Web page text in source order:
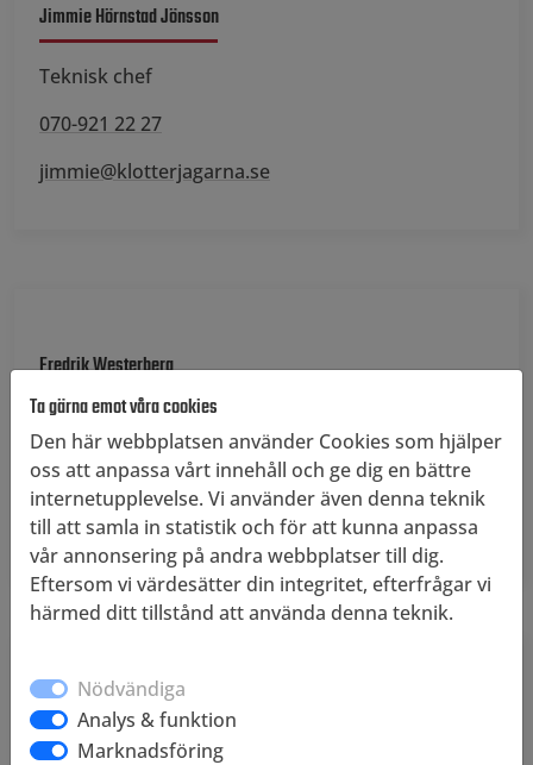
Jimmie Hörnstad Jönsson
Teknisk chef
070-921 22 27
jimmie@klotterjagarna.se
Fredrik Westerberg
Planeringsansvarig
070-921 22 16
fredrik@klotterjagarna.se
Marcus Sköld
Ta gärna emot våra cookies
Den här webbplatsen använder Cookies som hjälper
oss att anpassa vårt innehåll och ge dig en bättre
internetupplevelse. Vi använder även denna teknik
till att samla in statistik och för att kunna anpassa
vår annonsering på andra webbplatser till dig.
Eftersom vi värdesätter din integritet, efterfrågar vi
härmed ditt tillstånd att använda denna teknik.
Nödvändiga
Analys & funktion
Marknadsföring